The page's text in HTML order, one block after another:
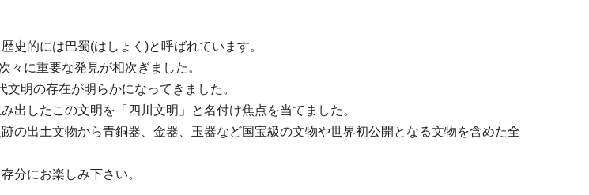
史的には巴蜀(はしょく)と呼ばれています。
々に重要な発見が相次ぎました。
明の存在が明らかになってきました。
出したこの文明を「四川文明」と名付け焦点を当てました。
の出土文物から青銅器、金器、玉器など国宝級の文物や世界初公開となる文物を含めた全
分にお楽しみ下さい。